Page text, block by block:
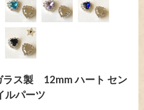
ラス製 12mm ハート セン
ルパーツ